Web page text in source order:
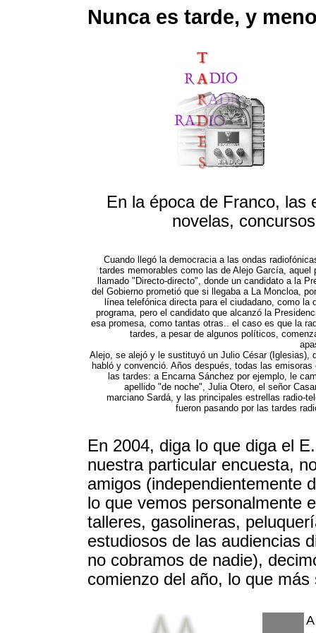
Nunca es tarde, y
En la época de Franco, las
novelas,
Cuando llegó la democracia a las ondas
tardes memorables como las de Alejo García, aquel
llamado "Directo-directo", donde un candidato a la
del Gobierno prometió que si llegaba a La Moncloa,
línea telefónica directa para el ciudadano, como la
programa, pero el candidato que alcanzó la
esa promesa, como tantas otras.. el caso es que la
tardes, a pesar de algunos políticos,
Alejo, se alejó y le sustituyó un Julio César (Iglesias),
habló y convenció. Años después, todas las emisoras
las tardes: a Encarna Sánchez por ejemplo, le
apellido "de noche", Julia Otero, el señor
marciano Sardá, y las principales estrellas radio-
fueron pasando por las tardes
En 2004, diga lo que diga el
nuestra particular encuesta,
amigos (independientemente
lo que vemos personalmente
talleres, gasolineras,
estudiosos de las audiencias
no cobramos de nadie),
comienzo del año, lo que